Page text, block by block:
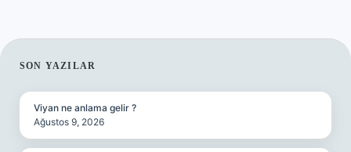
SIDEBAR
SON YAZILAR
Viyan ne anlama gelir ?
Ağustos 9, 2026